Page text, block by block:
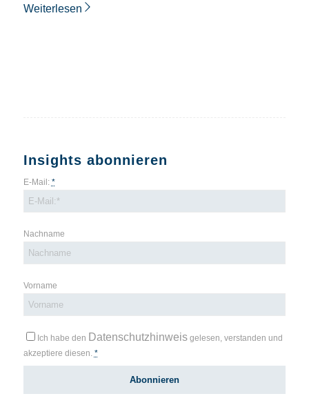
Weiterlesen
Insights abonnieren
E-Mail: *
Nachname
Vorname
Ich habe den Datenschutzhinweisgelesen, verstanden und
akzeptiere diesen. *